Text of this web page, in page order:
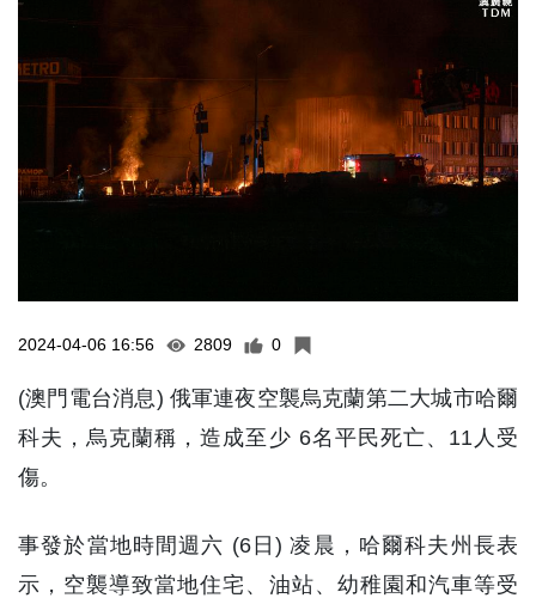
2024-04-06 16:56 2809 0
(澳門電台消息) 俄軍連夜空襲烏克蘭第二大城市哈爾
科夫，烏克蘭稱，造成至少 6名平民死亡、11人受
傷。
事發於當地時間週六 (6日) 凌晨，哈爾科夫州長表
示，空襲導致當地住宅、油站、幼稚園和汽車等受